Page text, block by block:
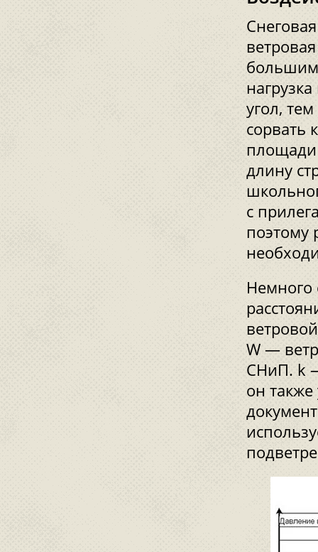
большим
угол,
сорвать
площади
длину
с
поэтому
Немного
W —
СНиП. k
он